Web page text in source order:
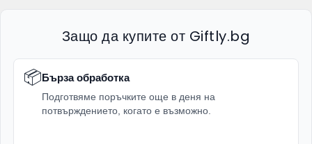
Защо да купите от Giftly.bg
📦Бърза обработка
Подготвяме поръчките още в деня на
потвърждението, когато е възможно.